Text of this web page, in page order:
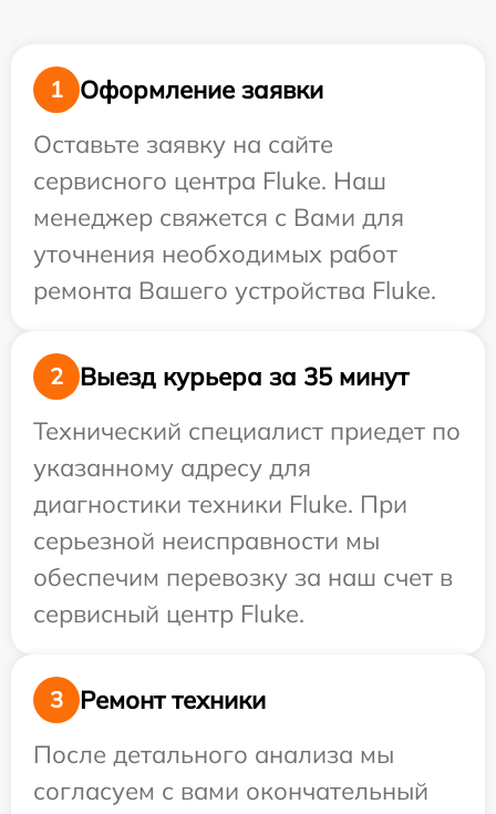
1
Оформление заявки
Оставьте заявку на сайте
сервисного центра Fluke. Наш
менеджер свяжется с Вами для
уточнения необходимых работ
ремонта Вашего устройства Fluke.
2
Выезд курьера за 35 минут
Технический специалист приедет по
указанному адресу для
диагностики техники Fluke. При
серьезной неисправности мы
обеспечим перевозку за наш счет в
сервисный центр Fluke.
3
Ремонт техники
После детального анализа мы
согласуем с вами окончательный